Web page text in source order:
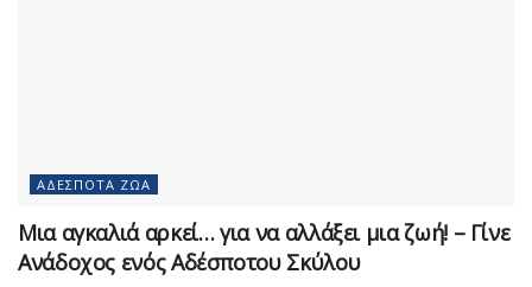
ΑΔΈΣΠΟΤΑ ΖΏΑ
Μια αγκαλιά αρκεί… για να αλλάξει μια ζωή! – Γίνε
Ανάδοχος ενός Αδέσποτου Σκύλου